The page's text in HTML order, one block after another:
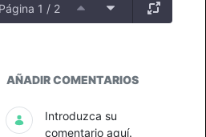
Página 1 / 2
Productos
AÑADIR COMENTARIOS
Introduzca su
comentario aquí.